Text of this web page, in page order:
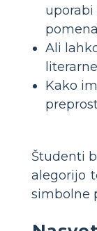
Ali
Kako
Študenti
alegorijo
simbolne